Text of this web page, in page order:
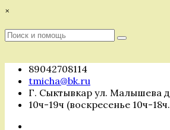
Перейти
содержимому
×
Поиск
Поиск
89042708114
tmicha@bk.ru
Г. Сыктывкар ул. Малышева
10ч-19ч (воскресенье 10ч-